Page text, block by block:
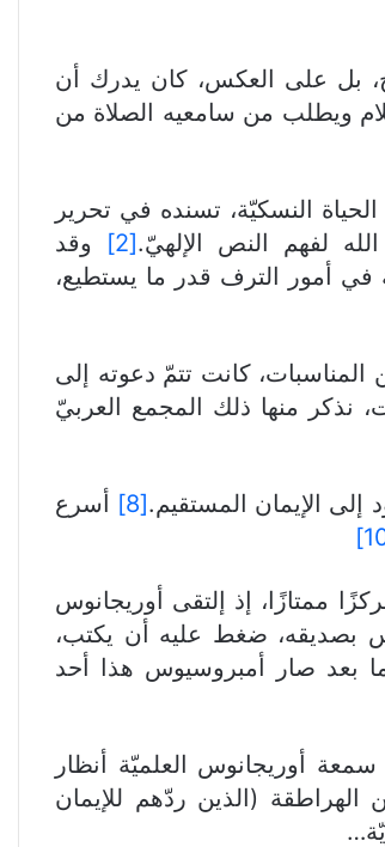
بل على العكس، كان يدرك أن
ويطلب من سامعيه الصلاة من
النسكيّة، تسنده في تحرير
لفهم النص الإلهيّ.[2]
وقد
في أمور الترف قدر ما يستطيع،
كانت تتمّ دعوته إلى
نذكر منها ذلك المجمع العربيّ
الإيمان المستقيم.[8]
أسرع
ممتازًا، إذ إلتقى أوريجانوس
بصديقه، ضغط عليه أن يكتب،
بعد صار أمبروسيوس هذا أحد
أوريجانوس العلميّة أنظار
(الذين ردّهم للإيمان